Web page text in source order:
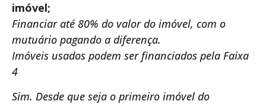
imóvel;
Financiar até 80% do valor do imóvel, com o
mutuário pagando a diferença.
Imóveis usados podem ser financiados pela Faixa
4
Sim. Desde que seja o primeiro imóvel do